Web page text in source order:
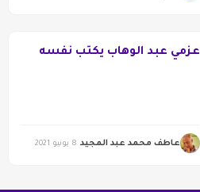
عزمي عبد الوهاب يكتب نفسه
عاطف محمد عبد المجيد 8 يونيو 2021